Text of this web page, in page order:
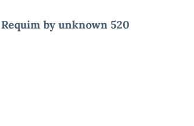
Requim by unknown 520